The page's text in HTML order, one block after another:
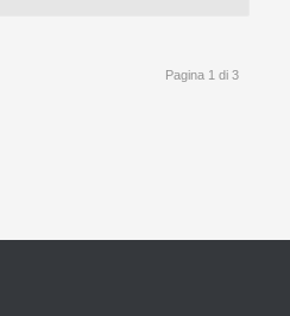
Pagina 1 di 3